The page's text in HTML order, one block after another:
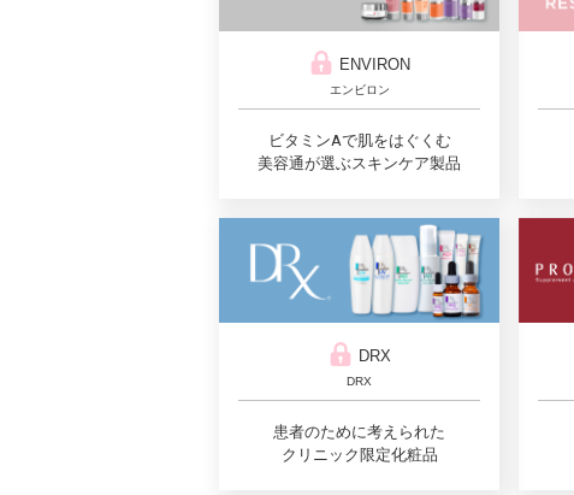
ENVIRON
エンビロン
ビタミンAで肌をはぐくむ
美容通が選ぶスキンケア製品
DRX
DRX
患者のために考えられた
クリニック限定化粧品